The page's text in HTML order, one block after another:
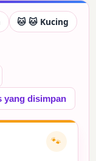
🐱 🐱 Kucing
yang disimpan
🐾